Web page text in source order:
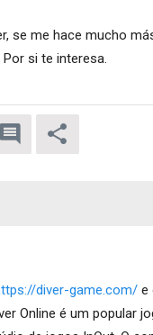
, se me hace mucho
si te interesa.
diver-game.com/e
Online é um popular